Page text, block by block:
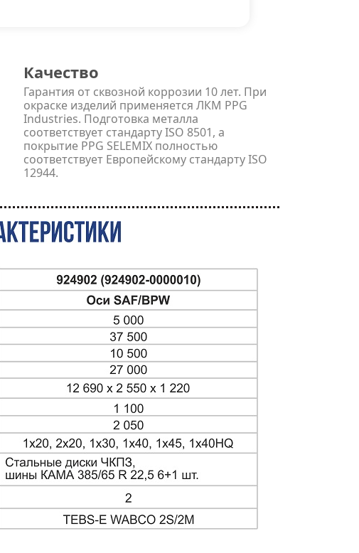
Качество
Гарантия от сквозной коррозии 10 лет. При
окраске изделий применяется ЛКМ PPG
Industries. Подготовка металла
соответствует стандарту ISO 8501, а
покрытие PPG SELEMIX полностью
соответствует Европейскому стандарту ISO
12944.